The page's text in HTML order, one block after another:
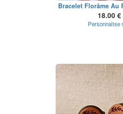
Bracelet Florâme Au
18.00 €
Personnalise